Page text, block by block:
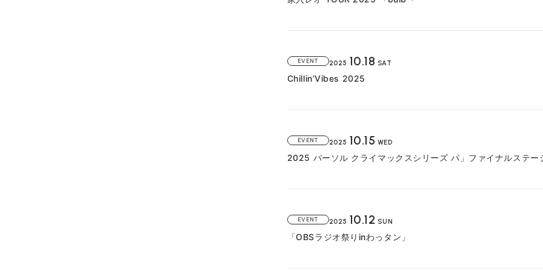
EVENT 2025 10.18 SAT
Chillin’Vibes 2025
EVENT 2025 10.15 WED
2025 パーソル クライマックスシリーズ パ」ファイナルステー
EVENT 2025 10.12 SUN
「OBSラジオ祭りinわっタン」